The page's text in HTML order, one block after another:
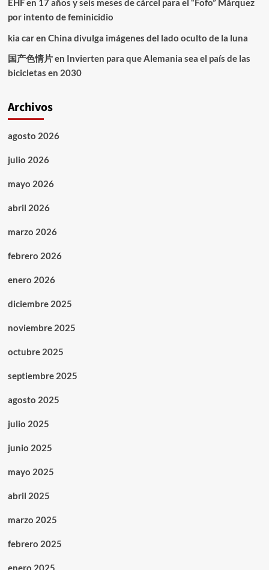
EHFen 17 años y seis meses de cárcel para el “Fofo” Márquez
por intento de feminicidio
kia caren China divulga imágenes del lado oculto de la luna
国产色情片en Invierten para que Alemania sea el país de las
bicicletas en 2030
Archivos
agosto 2026
julio 2026
mayo 2026
abril 2026
marzo 2026
febrero 2026
enero 2026
diciembre 2025
noviembre 2025
octubre 2025
septiembre 2025
agosto 2025
julio 2025
junio 2025
mayo 2025
abril 2025
marzo 2025
febrero 2025
enero 2025